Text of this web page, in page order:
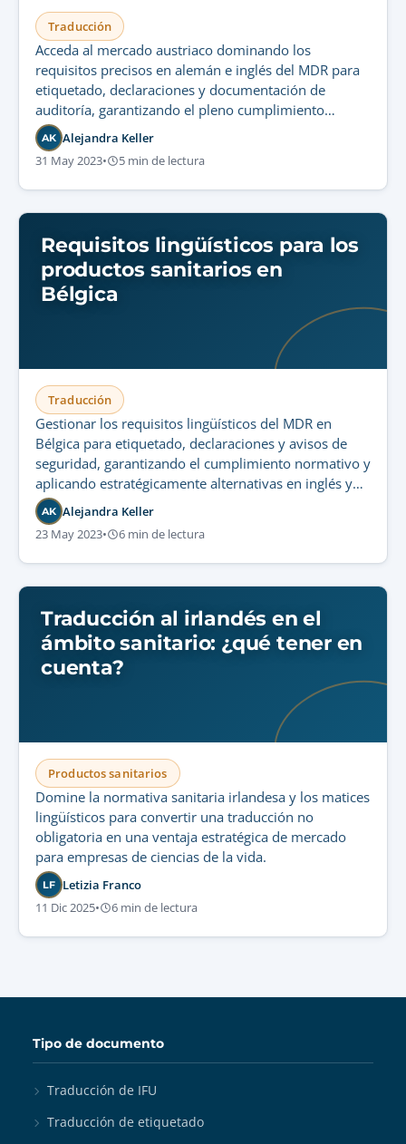
Traducción
Acceda al mercado austriaco dominando los
requisitos precisos en alemán e inglés del MDR para
etiquetado, declaraciones y documentación de
auditoría, garantizando el pleno cumplimiento
normativo.
AK Alejandra Keller
31 May 2023• 5 min de lectura
Requisitos lingüísticos para los
productos sanitarios en
Bélgica
Traducción
Gestionar los requisitos lingüísticos del MDR en
Bélgica para etiquetado, declaraciones y avisos de
seguridad, garantizando el cumplimiento normativo y
aplicando estratégicamente alternativas en inglés y
lenguas nacionales.
AK Alejandra Keller
23 May 2023• 6 min de lectura
Traducción al irlandés en el
ámbito sanitario: ¿qué tener en
cuenta?
Productos sanitarios
Domine la normativa sanitaria irlandesa y los matices
lingüísticos para convertir una traducción no
obligatoria en una ventaja estratégica de mercado
para empresas de ciencias de la vida.
LF Letizia Franco
11 Dic 2025• 6 min de lectura
Tipo de documento
Traducción de IFU
Traducción de etiquetado